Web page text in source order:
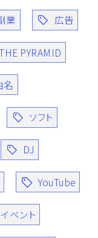
業 広告
PYRAMID
名
ソフト
DJ
YouTube
イベント